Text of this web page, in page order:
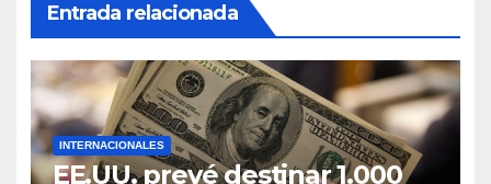
Entrada relacionada
INTERNACIONALES
EE.UU. prevé destinar 1.000